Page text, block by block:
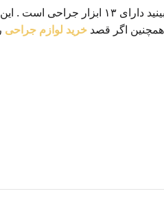
ست تشریح قابل استفاده برای اموزش در رشته‌های مختلف پزشکی ، زیست شناسی،
اگر قصد خرید لوازم جراحی